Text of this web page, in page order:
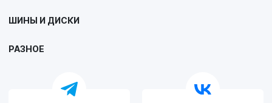
г. Липецк, улица Осипенко, д.8
VOLLO Рязань
ШИНЫ И ДИСКИ
РАЗНОЕ